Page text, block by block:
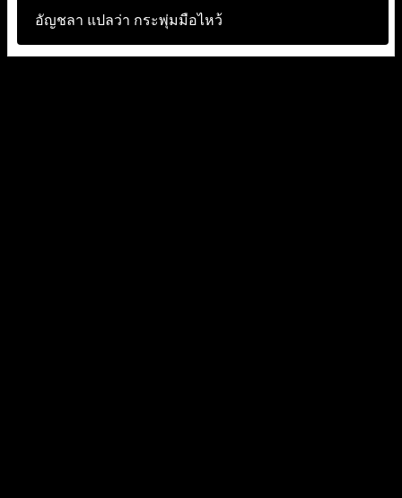
อัญชลา แปลว่า กระพุ่มมือไหว้